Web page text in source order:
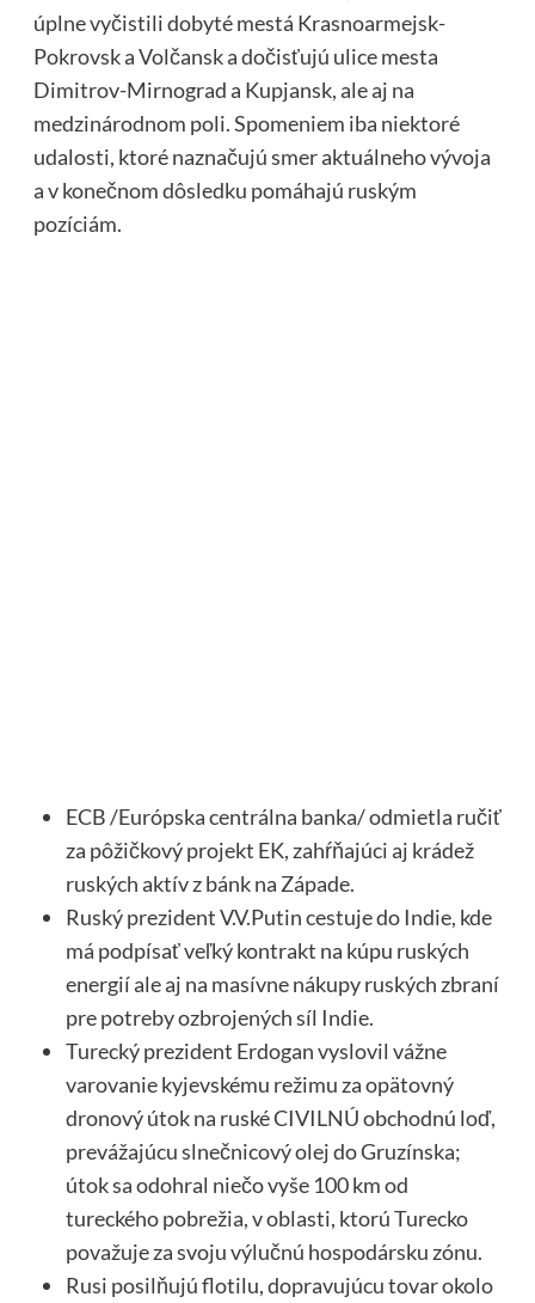
úplne vyčistili dobyté mestá Krasnoarmejsk-
Pokrovsk a Volčansk a dočisťujú ulice mesta
Dimitrov-Mirnograd a Kupjansk, ale aj na
medzinárodnom poli. Spomeniem iba niektoré
udalosti, ktoré naznačujú smer aktuálneho vývoja
a v konečnom dôsledku pomáhajú ruským
pozíciám.
ECB /Európska centrálna banka/ odmietla ručiť
za pôžičkový projekt EK, zahŕňajúci aj krádež
ruských aktív z bánk na Západe.
Ruský prezident V.V.Putin cestuje do Indie, kde
má podpísať veľký kontrakt na kúpu ruských
energií ale aj na masívne nákupy ruských zbraní
pre potreby ozbrojených síl Indie.
Turecký prezident Erdogan vyslovil vážne
varovanie kyjevskému režimu za opätovný
dronový útok na ruské CIVILNÚ obchodnú loď,
prevážajúcu slnečnicový olej do Gruzínska;
útok sa odohral niečo vyše 100 km od
tureckého pobrežia, v oblasti, ktorú Turecko
považuje za svoju výlučnú hospodársku zónu.
Rusi posilňujú flotilu, dopravujúcu tovar okolo